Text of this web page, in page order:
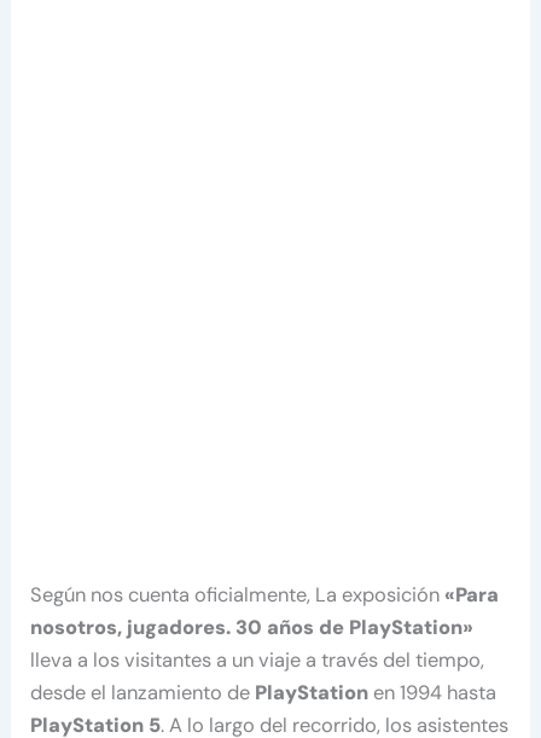
Según nos cuenta oficialmente, La exposición «Para
nosotros, jugadores. 30 años de PlayStation»
lleva a los visitantes a un viaje a través del tiempo,
desde el lanzamiento de PlayStation en 1994 hasta
PlayStation 5. A lo largo del recorrido, los asistentes